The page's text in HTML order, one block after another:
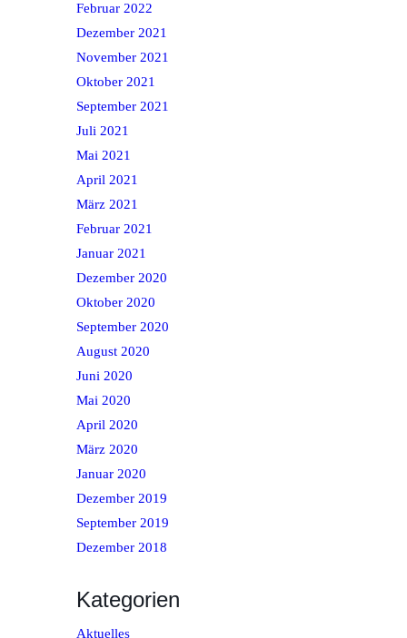
Februar 2022
Dezember 2021
November 2021
Oktober 2021
September 2021
Juli 2021
Mai 2021
April 2021
März 2021
Februar 2021
Januar 2021
Dezember 2020
Oktober 2020
September 2020
August 2020
Juni 2020
Mai 2020
April 2020
März 2020
Januar 2020
Dezember 2019
September 2019
Dezember 2018
Kategorien
Aktuelles